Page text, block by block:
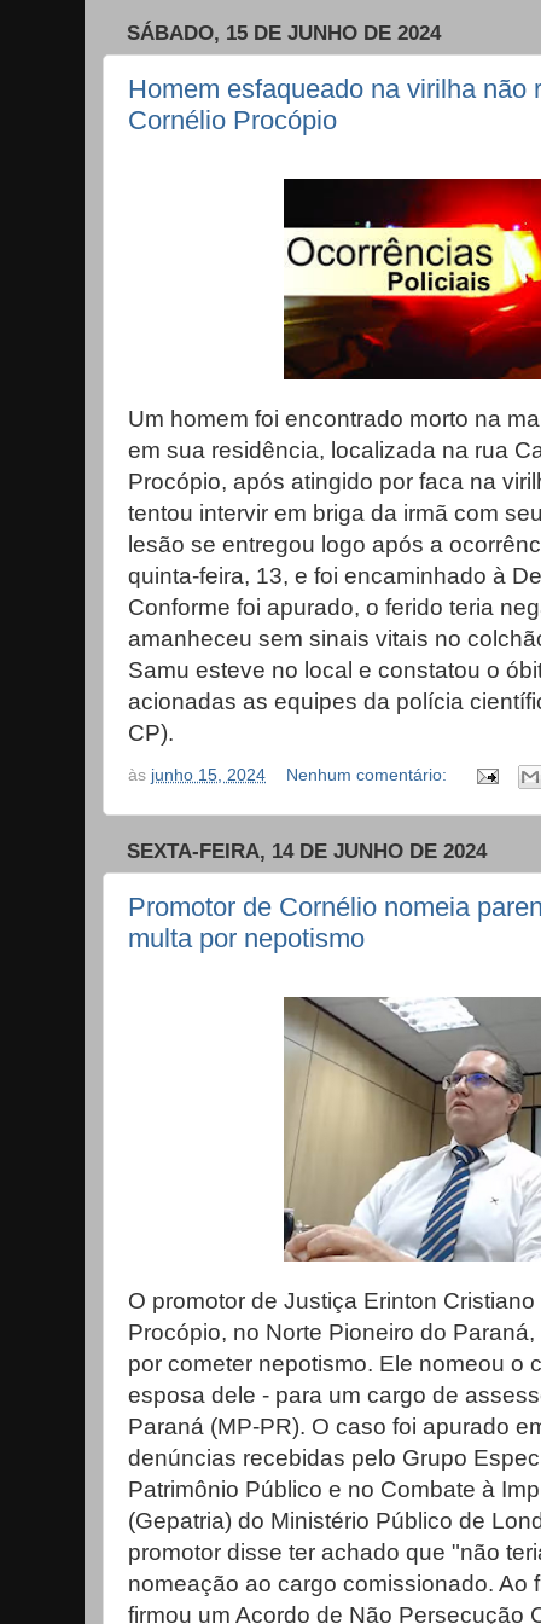
SÁBADO, 15 DE JUNHO DE 2024
Homem esfaqueado na virilha não
Cornélio Procópio
Um homem foi encontrado morto na
em sua residência, localizada na rua
Procópio, após atingido por faca na
tentou intervir em briga da irmã com
lesão se entregou logo após a
quinta-feira, 13, e foi encaminhado à
Conforme foi apurado, o ferido teria
amanheceu sem sinais vitais no
Samu esteve no local e constatou o
acionadas as equipes da polícia
CP).
às junho 15, 2024 Nenhum comentário:
SEXTA-FEIRA, 14 DE JUNHO DE 2024
Promotor de Cornélio nomeia
multa por nepotismo
O promotor de Justiça Erinton
Procópio, no Norte Pioneiro do
por cometer nepotismo. Ele nomeou o
esposa dele - para um cargo de
Paraná (MP-PR). O caso foi apurado
denúncias recebidas pelo Grupo
Patrimônio Público e no Combate à
(Gepatria) do Ministério Público de
promotor disse ter achado que "não
nomeação ao cargo comissionado. Ao
firmou um Acordo de Não Persecução